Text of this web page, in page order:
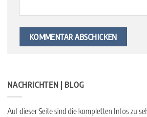
NACHRICHTEN | BLOG
Auf dieser Seite sind die kompletten Infos zu